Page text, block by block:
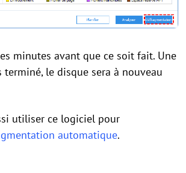
minutes avant que ce soit fait. Une
terminé, le disque sera à nouveau
utiliser ce logiciel pour
automatique.